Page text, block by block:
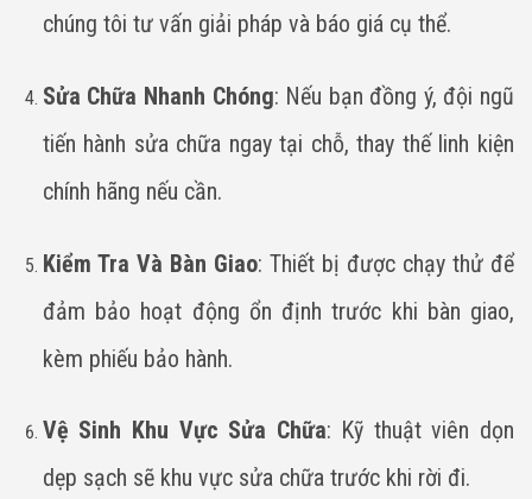
chúng tôi tư vấn giải pháp và báo giá cụ thể.
Sửa Chữa Nhanh Chóng: Nếu bạn đồng ý, đội ngũ
tiến hành sửa chữa ngay tại chỗ, thay thế linh kiện
chính hãng nếu cần.
Kiểm Tra Và Bàn Giao: Thiết bị được chạy thử để
đảm bảo hoạt động ổn định trước khi bàn giao,
kèm phiếu bảo hành.
Vệ Sinh Khu Vực Sửa Chữa: Kỹ thuật viên dọn
dẹp sạch sẽ khu vực sửa chữa trước khi rời đi.